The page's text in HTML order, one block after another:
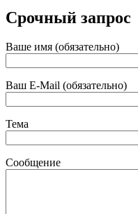
Срочный запрос
Ваше имя (обязательно)
Ваш E-Mail (обязательно)
Тема
Сообщение